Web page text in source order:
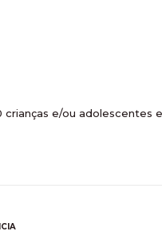
crianças e/ou adolescentes